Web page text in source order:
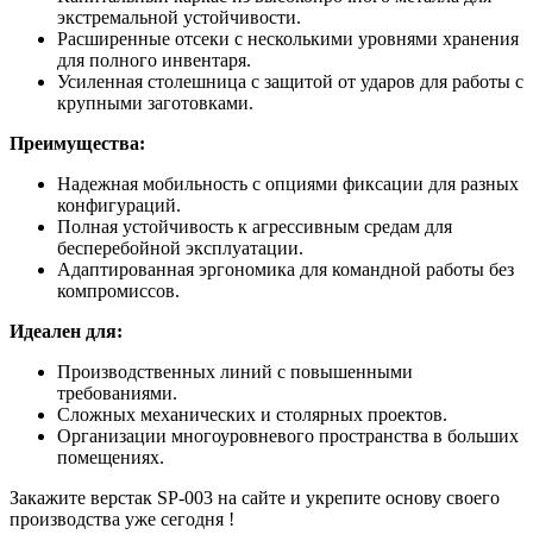
экстремальной устойчивости.
Расширенные отсеки с несколькими уровнями хранения
для полного инвентаря.
Усиленная столешница с защитой от ударов для работы с
крупными заготовками.
Преимущества:
Надежная мобильность с опциями фиксации для разных
конфигураций.
Полная устойчивость к агрессивным средам для
бесперебойной эксплуатации.
Адаптированная эргономика для командной работы без
компромиссов.
Идеален для:
Производственных линий с повышенными
требованиями.
Сложных механических и столярных проектов.
Организации многоуровневого пространства в больших
помещениях.
Закажите верстак SP-003 на сайте и укрепите основу своего
производства уже сегодня !